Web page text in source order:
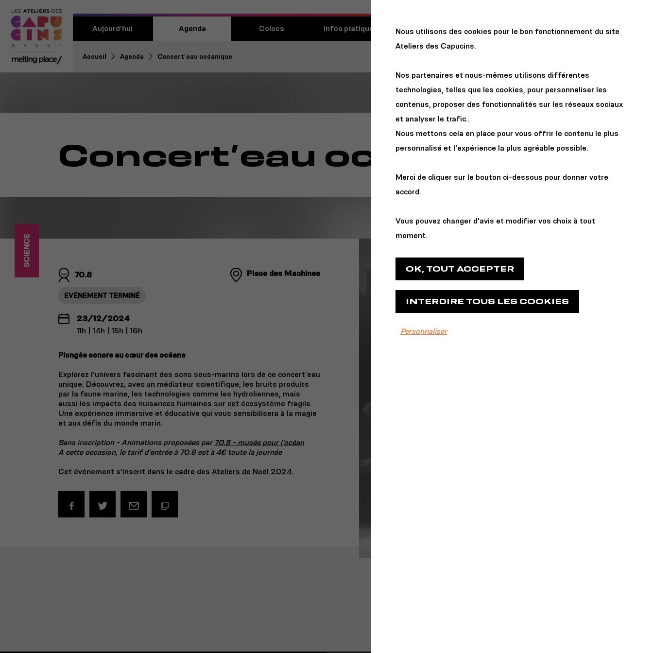
Aujourd'hui Agenda Colocs Infos pratiques
lieux
événement
Accueil Agenda Concert’eau océanique
Concert’eau océanique
SCIENCE
70.8 Place des Machines
EVÉNEMENT TERMINÉ
23/12/2024
11h | 14h | 15h | 16h
Plongée sonore au cœur des océans
Explorez l'univers fascinant des sons sous-marins lors de ce concert’eau
unique. Découvrez, avec un médiateur scientifique, les bruits produits
par la faune marine, les technologies comme les hydroliennes, mais
aussi les impacts des nuisances humaines sur cet écosystème fragile.
Une expérience immersive et éducative qui vous sensibilisera à la magie
et aux défis du monde marin.
Sans inscription - Animations proposées par 70.8 - musée pour l'océan
A cette occasion, le tarif d'entrée à 70.8 est à 4€ toute la journée
Cet événement s'inscrit dans le cadre des Ateliers de Noël 2024.
Nous utilisons des cookies pour le bon fonctionnement du site
Ateliers des Capucins.
Nos partenaires et nous-mêmes utilisons différentes
technologies, telles que les cookies, pour personnaliser les
contenus, proposer des fonctionnalités sur les réseaux sociaux
et analyser le trafic..
Nous mettons cela en place pour vous offrir le contenu le plus
personnalisé et l'expérience la plus agréable possible.
Merci de cliquer sur le bouton ci-dessous pour donner votre
accord.
Vous pouvez changer d'avis et modifier vos choix à tout
moment.
OK, TOUT ACCEPTER
INTERDIRE TOUS LES COOKIES
Personnaliser